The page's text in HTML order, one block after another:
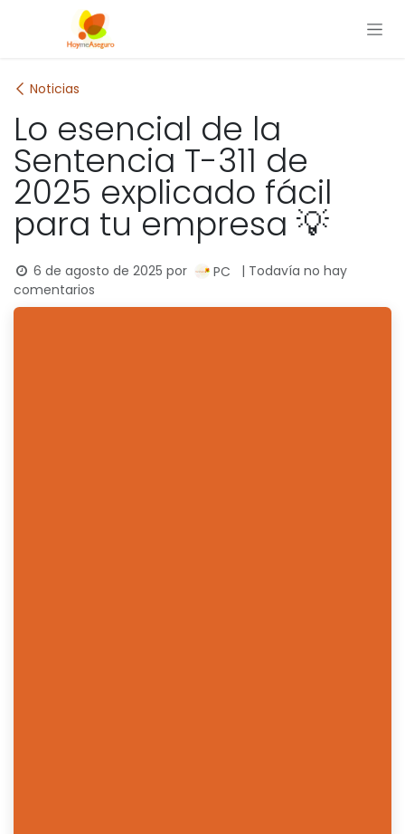
Ir al contenido
Noticias
Lo esencial de la
Sentencia T-311 de
2025 explicado fácil
para tu empresa 💡
6 de agosto de 2025 por PC
| Todavía no hay
comentarios